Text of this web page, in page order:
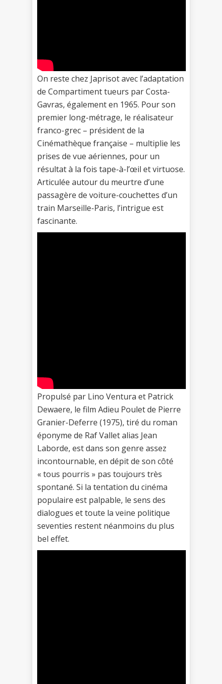
On reste chez Japrisot avec l’adaptation
de Compartiment tueurs par Costa-
Gavras, également en 1965. Pour son
premier long-métrage, le réalisateur
franco-grec – président de la
Cinémathèque française – multiplie les
prises de vue aériennes, pour un
résultat à la fois tape-à-l’œil et virtuose.
Articulée autour du meurtre d’une
passagère de voiture-couchettes d’un
train Marseille-Paris, l’intrigue est
fascinante.
Propulsé par Lino Ventura et Patrick
Dewaere, le film Adieu Poulet de Pierre
Granier-Deferre (1975), tiré du roman
éponyme de Raf Vallet alias Jean
Laborde, est dans son genre assez
incontournable, en dépit de son côté
« tous pourris » pas toujours très
spontané. Si la tentation du cinéma
populaire est palpable, le sens des
dialogues et toute la veine politique
seventies restent néanmoins du plus
bel effet.